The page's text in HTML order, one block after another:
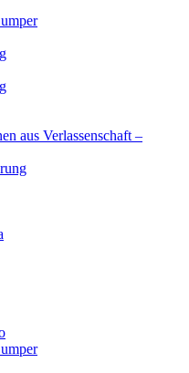
aus Verlassenschaft –